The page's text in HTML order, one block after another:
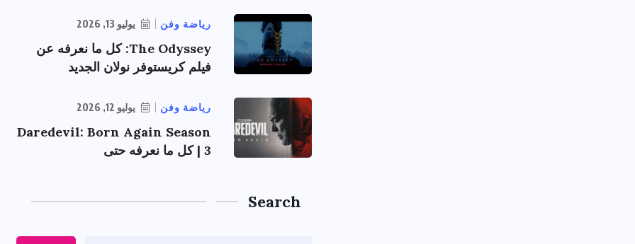
رياضة وفن يوليو 13, 2026
The Odyssey: كل ما نعرفه عن
فيلم كريستوفر نولان الجديد
رياضة وفن يوليو 12, 2026
Daredevil: Born Again Season
3 | كل ما نعرفه حتى
Search